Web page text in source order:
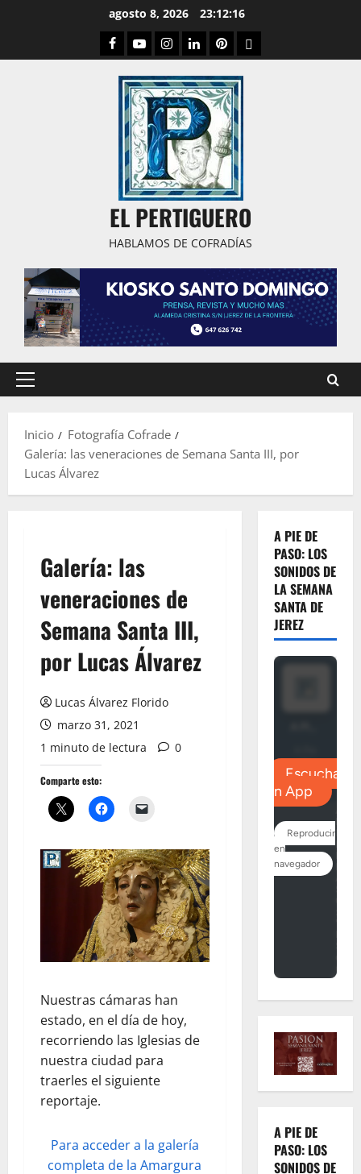
agosto 8, 2026 23:12:16
Facebook
YoutubeInstagram
LinkedPinterestDribbble
EL PERTIGUERO
HABLAMOS DE COFRADÍAS
Menú
Inicio
Fotografía Cofrade
Galería: las veneraciones de Semana Santa III, por
Lucas Álvarez
Galería: las
veneraciones de
Semana Santa III,
por Lucas Álvarez
Lucas Álvarez Florido
marzo 31, 2021
1 minuto de lectura
0
Comparte esto:
Nuestras cámaras han
estado, en el día de hoy,
recorriendo las Iglesias de
nuestra ciudad para
traerles el siguiente
reportaje.
Para acceder a la galería
completa de la Amargura
A PIE DE
PASO: LOS
SONIDOS DE
LA SEMANA
SANTA DE
JEREZ
A PIE DE
PASO: LOS
SONIDOS DE